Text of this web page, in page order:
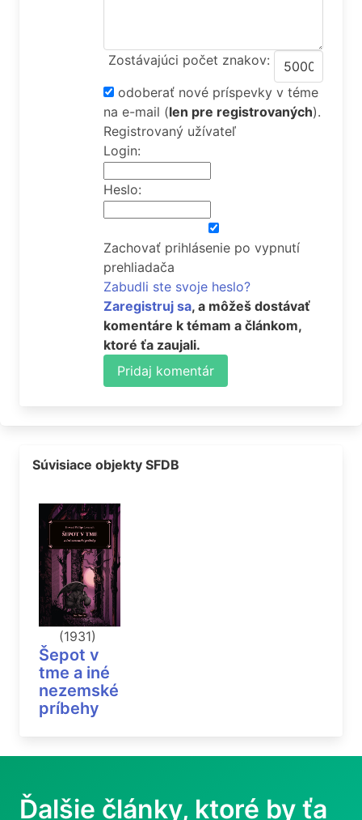
Zostávajúci počet znakov:
odoberať nové príspevky v téme
na e-mail (len pre registrovaných).
Registrovaný užívateľ
Login:
Heslo:
Zachovať prihlásenie po vypnutí
prehliadača
Zabudli ste svoje heslo?
Zaregistruj sa, a môžeš dostávať
komentáre k témam a článkom,
ktoré ťa zaujali.
Pridaj komentár
Súvisiace objekty SFDB
(1931)
Šepot v
tme a iné
nezemské
príbehy
Ďalšie články, ktoré by ťa